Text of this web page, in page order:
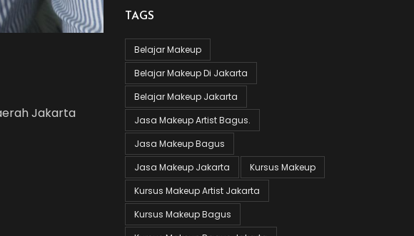
Jakarta
TAGS
Belajar Makeup
Belajar Makeup Di Jakarta
Belajar Makeup Jakarta
Jasa Makeup Artist Bagus.
Jasa Makeup Bagus
Jasa Makeup Jakarta
Kursus Makeup
Kursus Makeup Artist Jakarta
Kursus Makeup Bagus